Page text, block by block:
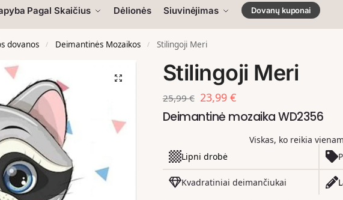
Pagal Skaičius Dėlionės Siuvinėjimas Dovanų kuponai
dovanos / Deimantinės Mozaikos / Stilingoji Meri
Stilingoji Meri
25,99€ 23,99 €
Deimantinė mozaika WD2356
Viskas, ko reikia
Lipni drobė
Kvadratiniai deimančiukai